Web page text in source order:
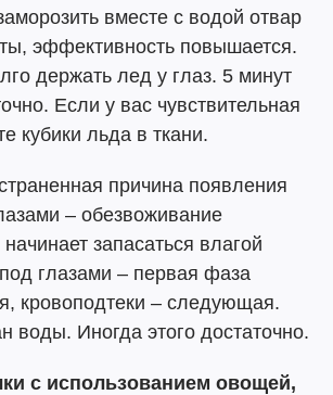
вместе с водой отвар
эффективность повышается.
держать лед у глаз. 5 минут
Если у вас чувствительная
кубики льда в ткани.
причина появления
– обезвоживание
запасаться влагой
глазами – первая фаза
кровоподтеки – следующая.
воды. Иногда этого достаточно.
с использованием овощей,